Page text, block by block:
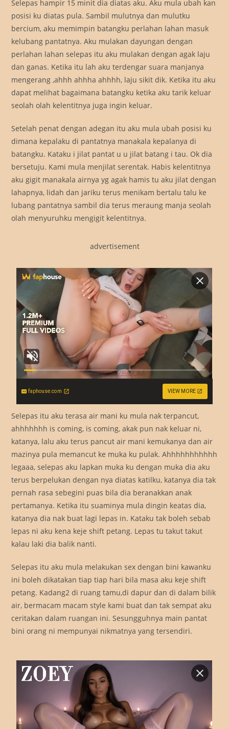
Selepas hampir 15 minit dia diatas aku. Aku mula ubah kan
posisi ku diatas pula. Sambil mulutnya dan mulutku
bercium, aku memimpin batangku perlahan lahan masuk
kelubang pantatnya. Aku mulakan dayungan dengan
perlahan lahan selepas itu aku mulakan dengan agak laju
dan ganas. Ketika itu lah aku terdengar suara manjanya
mengerang ,ahhh ahhha ahhhh, laju sikit dik. Ketika itu aku
dapat melihat bagaimana batangku ketika aku tarik keluar
seolah olah kelentitnya juga ingin keluar.
Setelah penat dengan adegan itu aku mula ubah posisi ku
dimana kepalaku di pantatnya manakala kepalanya di
batangku. Kataku i jilat pantat u u jilat batang i tau. Ok dia
bersetuju. Kami mula menjilat serentak. Habis kelentitnya
aku gigit manakala airnya yg agak hamis tu aku jilat dengan
lahapnya, lidah dan jariku terus menikam bertalu talu ke
lubang pantatnya sambil dia terus meraung manja seolah
olah menyuruhku mengigit kelentitnya.
advertisement
faphouse.com VIEW MORE
Selepas itu aku terasa air mani ku mula nak terpancut,
ahhhhhhh is coming, is coming, akak pun nak keluar ni,
katanya, lalu aku terus pancut air mani kemukanya dan air
mazinya pula memancut ke muka ku pulak. Ahhhhhhhhhhh
legaaa, selepas aku lapkan muka ku dengan muka dia aku
terus berpelukan dengan nya diatas katilku, katanya dia tak
pernah rasa sebegini puas bila dia beranakkan anak
pertamanya. Ketika itu suaminya mula dingin keatas dia,
katanya dia nak buat lagi lepas in. Kataku tak boleh sebab
lepas ni aku kena keje shift petang. Lepas tu takut takut
kalau laki dia balik nanti.
Selepas itu aku mula melakukan sex dengan bini kawanku
ini boleh dikatakan tiap tiap hari bila masa aku keje shift
petang. Kadang2 di ruang tamu,di dapur dan di dalam bilik
air, bermacam macam style kami buat dan tak sempat aku
ceritakan dalam ruangan ini. Sesungguhnya main pantat
bini orang ni mempunyai nikmatnya yang tersendiri.